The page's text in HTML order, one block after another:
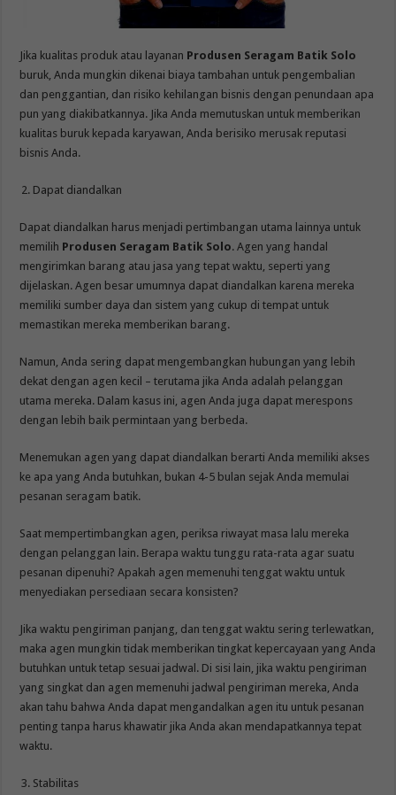
Jika kualitas produk atau layanan Produsen Seragam Batik Solo
buruk, Anda mungkin dikenai biaya tambahan untuk pengembalian
dan penggantian, dan risiko kehilangan bisnis dengan penundaan apa
pun yang diakibatkannya. Jika Anda memutuskan untuk memberikan
kualitas buruk kepada karyawan, Anda berisiko merusak reputasi
bisnis Anda.
Dapat diandalkan
Dapat diandalkan harus menjadi pertimbangan utama lainnya untuk
memilih Produsen Seragam Batik Solo. Agen yang handal
mengirimkan barang atau jasa yang tepat waktu, seperti yang
dijelaskan. Agen besar umumnya dapat diandalkan karena mereka
memiliki sumber daya dan sistem yang cukup di tempat untuk
memastikan mereka memberikan barang.
Namun, Anda sering dapat mengembangkan hubungan yang lebih
dekat dengan agen kecil – terutama jika Anda adalah pelanggan
utama mereka. Dalam kasus ini, agen Anda juga dapat merespons
dengan lebih baik permintaan yang berbeda.
Menemukan agen yang dapat diandalkan berarti Anda memiliki akses
ke apa yang Anda butuhkan, bukan 4-5 bulan sejak Anda memulai
pesanan seragam batik.
Saat mempertimbangkan agen, periksa riwayat masa lalu mereka
dengan pelanggan lain. Berapa waktu tunggu rata-rata agar suatu
pesanan dipenuhi? Apakah agen memenuhi tenggat waktu untuk
menyediakan persediaan secara konsisten?
Jika waktu pengiriman panjang, dan tenggat waktu sering terlewatkan,
maka agen mungkin tidak memberikan tingkat kepercayaan yang Anda
butuhkan untuk tetap sesuai jadwal. Di sisi lain, jika waktu pengiriman
yang singkat dan agen memenuhi jadwal pengiriman mereka, Anda
akan tahu bahwa Anda dapat mengandalkan agen itu untuk pesanan
penting tanpa harus khawatir jika Anda akan mendapatkannya tepat
waktu.
Stabilitas